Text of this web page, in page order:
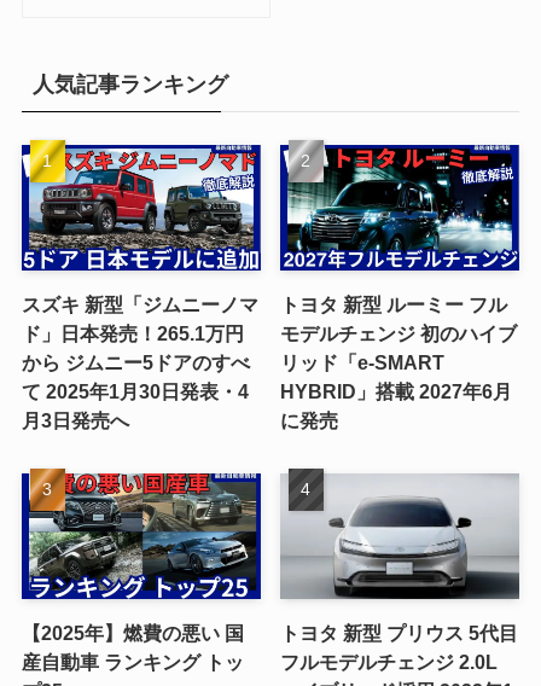
人気記事ランキング
スズキ 新型「ジムニーノマ
ド」日本発売！265.1万円
から ジムニー5ドアのすべ
て 2025年1月30日発表・4
月3日発売へ
トヨタ 新型 ルーミー フル
モデルチェンジ 初のハイブ
リッド「e-SMART
HYBRID」搭載 2027年6月
に発売
【2025年】燃費の悪い 国
産自動車 ランキング トッ
トヨタ 新型 プリウス 5代目
フルモデルチェンジ 2.0L